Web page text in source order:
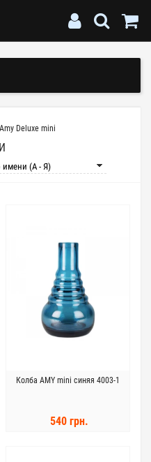
Amy Deluxe mini
Колба AMY mini синяя 4003-1
540 грн.